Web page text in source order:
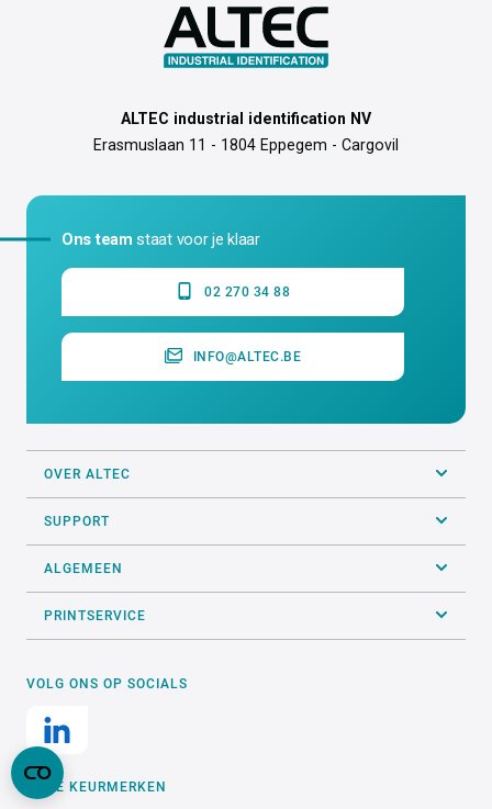
ALTEC industrial identification NV
Erasmuslaan 11 - 1804 Eppegem - Cargovil
Ons team staat voor je klaar
02 270 34 88
INFO@ALTEC.BE
OVER ALTEC
SUPPORT
ALGEMEEN
PRINTSERVICE
VOLG ONS OP SOCIALS
ONZE KEURMERKEN